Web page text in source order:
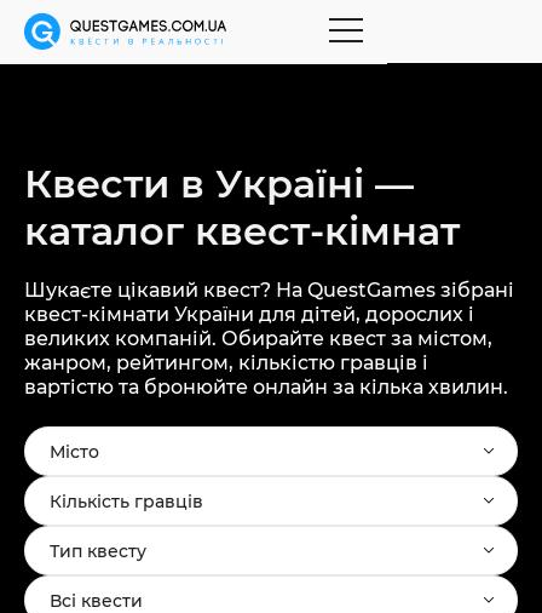
Квести в Україні —
каталог квест-кімнат
Шукаєте цікавий квест? На QuestGames зібрані
квест-кімнати України для дітей, дорослих і
великих компаній. Обирайте квест за містом,
жанром, рейтингом, кількістю гравців і
вартістю та бронюйте онлайн за кілька хвилин.
Місто
Кількість гравців
Тип квесту
Всі квести